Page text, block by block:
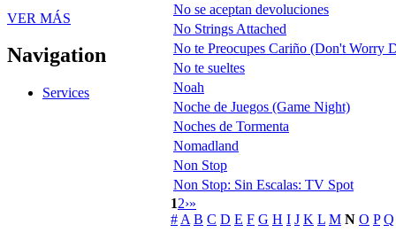
VER MÁS
Navigation
Services
No se aceptan devoluciones
No Strings Attached
No te Preocupes Cariño (Don't Worry
No te sueltes
Noah
Noche de Juegos (Game Night)
Noches de Tormenta
Nomadland
Non Stop
Non Stop: Sin Escalas: TV Spot
12›»
# A B C D E F G H I J K L M N O P Q